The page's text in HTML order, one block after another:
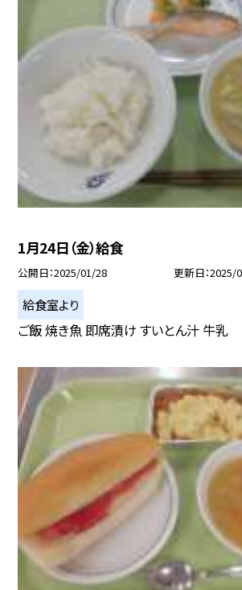
1月24日（金）給食
公開日 2025/01/28 更新日 2025/
給食室より
ご飯 焼き魚 即席漬け すいとん汁 牛乳